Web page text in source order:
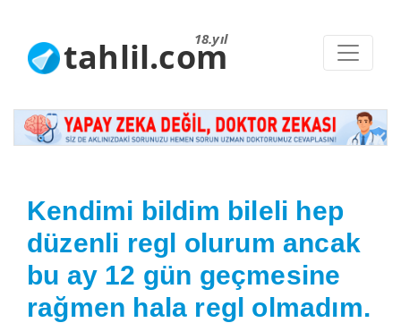
18.yıl
tahlil.com
Kendimi bildim bileli hep
düzenli regl olurum ancak
bu ay 12 gün geçmesine
rağmen hala regl olmadım.